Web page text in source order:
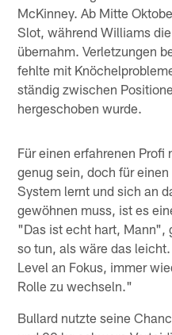
McKinney. Ab Mitte
Slot, während Williams
übernahm. Verletzungen
fehlte mit
ständig zwischen
hergeschoben wurde.
Für einen erfahrenen
genug sein, doch für
System lernt und sich an
gewöhnen muss, ist es
"Das ist echt hart,
so tun, als wäre das
Level an Fokus, immer
Rolle zu wechseln."
Bullard nutzte seine